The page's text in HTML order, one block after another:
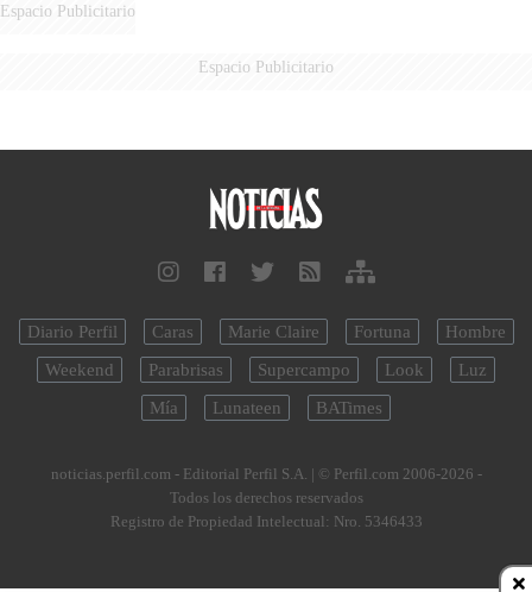
Espacio Publicitario
Espacio Publicitario
Diario Perfil Caras Marie Claire Fortuna
Hombre
Weekend
Parabrisas Supercampo Look
Luz
Mía
Lunateen BATimes
noticias.perfil.com - Editorial Perfil S.A. | © Perfil.com 2006-2026 -
Todos los derechos reservados
Registro de Propiedad Intelectual: Nro. 5346433